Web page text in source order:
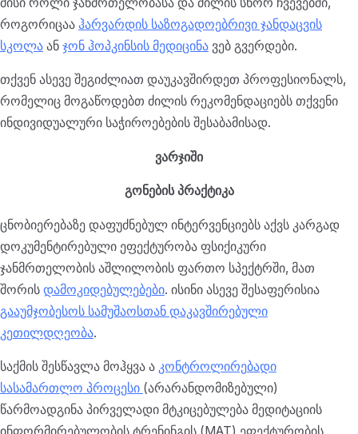
როგორიცაა ჰარვარდის საზოგადოებრივი ჯანდაცვის
სკოლა ან ჯონ ჰოპკინსის მედიცინა ვებ გვერდები.
თქვენ ასევე შეგიძლიათ დაუკავშირდეთ პროფესიონალს,
რომელიც მოგაწოდებთ ძილის რეკომენდაციებს თქვენი
ინდივიდუალური საჭიროებების შესაბამისად.
ვარჯიში
გონების პრაქტიკა
ცნობიერებაზე დაფუძნებულ ინტერვენციებს აქვს კარგად
დოკუმენტირებული ეფექტურობა ფსიქიკური
ჯანმრთელობის აშლილობის ფართო სპექტრში, მათ
შორის დამოკიდებულებები. ისინი ასევე შესაფერისია
გააუმჯობესოს სამუშაოსთან დაკავშირებული
კეთილდღეობა.
საქმის შესწავლა მოჰყვა ა კონტროლირებადი
სასამართლო პროცესი (არარანდომიზებული)
წარმოადგინა პირველადი მტკიცებულება მედიტაციის